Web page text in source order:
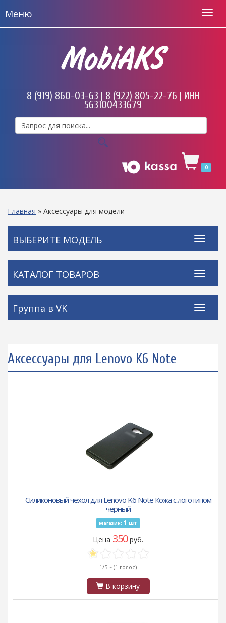
Меню
MobiAKS
8 (919) 860-03-63 | 8 (922) 805-22-76 | ИНН
563100433679
0
Главная » Аксессуары для модели
ВЫБЕРИТЕ МОДЕЛЬ
КАТАЛОГ ТОВАРОВ
Группа в VK
Аксессуары для Lenovo K6 Note
Силиконовый чехол для Lenovo K6 Note Кожа с логотипом
черный
Магазин: 1 шт
Цена 350руб.
1/5 ~ (1 голос)
В корзину